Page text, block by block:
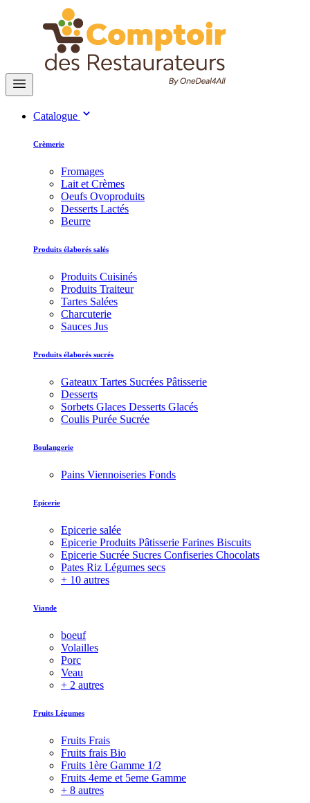
Catalogue
Crèmerie
Fromages
Lait et Crèmes
Oeufs Ovoproduits
Desserts Lactés
Beurre
Produits élaborés salés
Produits Cuisinés
Produits Traiteur
Tartes Salées
Charcuterie
Sauces Jus
Produits élaborés sucrés
Gateaux Tartes Sucrées Pâtisserie
Desserts
Sorbets Glaces Desserts Glacés
Coulis Purée Sucrée
Boulangerie
Pains Viennoiseries Fonds
Epicerie
Epicerie salée
Epicerie Produits Pâtisserie Farines Biscuits
Epicerie Sucrée Sucres Confiseries Chocolats
Pates Riz Légumes secs
+ 10 autres
Viande
boeuf
Volailles
Porc
Veau
+ 2 autres
Fruits Légumes
Fruits Frais
Fruits frais Bio
Fruits 1ère Gamme 1/2
Fruits 4eme et 5eme Gamme
+ 8 autres